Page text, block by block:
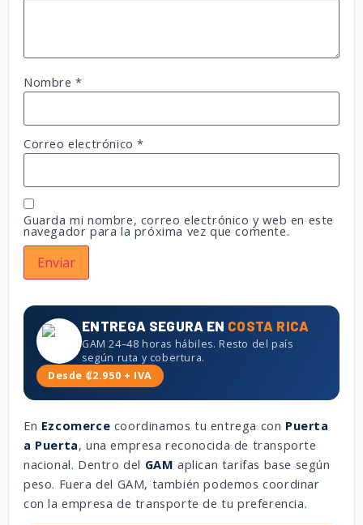
Nombre*
Correo electrónico*
Guarda mi nombre, correo electrónico y web en este
navegador para la próxima vez que comente.
ENTREGA SEGURA EN COSTA RICA
GAM 24–48 horas hábiles. Resto del país
según ruta y cobertura.
Desde ₡2.950 + IVA
En Ezcomerce coordinamos tu entrega con Puerta
a Puerta, una empresa reconocida de transporte
nacional. Dentro del GAM aplican tarifas base según
peso. Fuera del GAM, también podemos coordinar
con la empresa de transporte de tu preferencia.